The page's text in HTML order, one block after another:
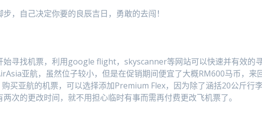
，自己决定你要的良辰吉日，勇敢的去闯！
始寻找机票，利用google flight，skyscanner等网站可以快速并有效的
亚航，虽然位子较小，但是在促销期间便宜了大概RM600马币，来
买亚航的机票，可以选择添加Premium Flex，因为除了涵括20公斤行
次的更改时间，就不用担心临时有事而需再付费更改飞机票了。